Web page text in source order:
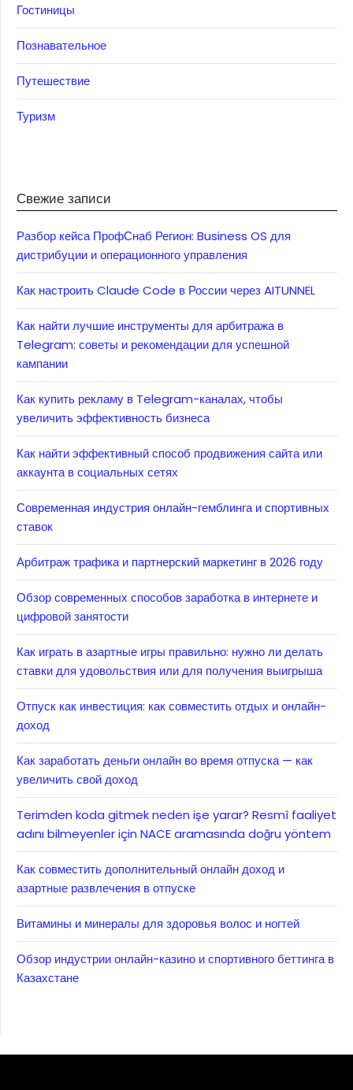
Гостиницы
Познавательное
Путешествие
Туризм
Свежие записи
Разбор кейса ПрофСнаб Регион: Business OS для
дистрибуции и операционного управления
Как настроить Claude Code в России через AITUNNEL
Как найти лучшие инструменты для арбитража в
Telegram: советы и рекомендации для успешной
кампании
Как купить рекламу в Telegram-каналах, чтобы
увеличить эффективность бизнеса
Как найти эффективный способ продвижения сайта или
аккаунта в социальных сетях
Современная индустрия онлайн-гемблинга и спортивных
ставок
Арбитраж трафика и партнерский маркетинг в 2026 году
Обзор современных способов заработка в интернете и
цифровой занятости
Как играть в азартные игры правильно: нужно ли делать
ставки для удовольствия или для получения выигрыша
Отпуск как инвестиция: как совместить отдых и онлайн-
доход
Как заработать деньги онлайн во время отпуска — как
увеличить свой доход
Terimden koda gitmek neden işe yarar? Resmî faaliyet
adını bilmeyenler için NACE aramasında doğru yöntem
Как совместить дополнительный онлайн доход и
азартные развлечения в отпуске
Витамины и минералы для здоровья волос и ногтей
Обзор индустрии онлайн-казино и спортивного беттинга в
Казахстане